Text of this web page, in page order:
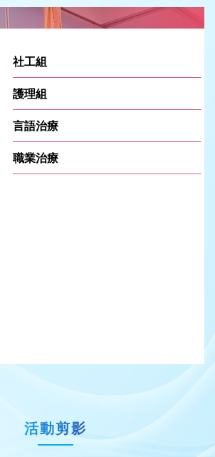
社工組
護理組
言語治療
職業治療
活動剪影